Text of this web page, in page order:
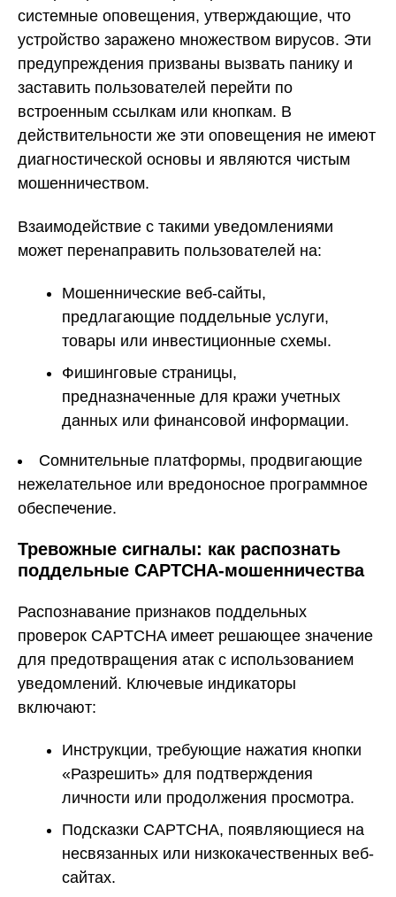
системные оповещения, утверждающие, что
устройство заражено множеством вирусов. Эти
предупреждения призваны вызвать панику и
заставить пользователей перейти по
встроенным ссылкам или кнопкам. В
действительности же эти оповещения не имеют
диагностической основы и являются чистым
мошенничеством.
Взаимодействие с такими уведомлениями
может перенаправить пользователей на:
Мошеннические веб-сайты,
предлагающие поддельные услуги,
товары или инвестиционные схемы.
Фишинговые страницы,
предназначенные для кражи учетных
данных или финансовой информации.
Сомнительные платформы, продвигающие
нежелательное или вредоносное программное
обеспечение.
Тревожные сигналы: как распознать
поддельные CAPTCHA-мошенничества
Распознавание признаков поддельных
проверок CAPTCHA имеет решающее значение
для предотвращения атак с использованием
уведомлений. Ключевые индикаторы
включают:
Инструкции, требующие нажатия кнопки
«Разрешить» для подтверждения
личности или продолжения просмотра.
Подсказки CAPTCHA, появляющиеся на
несвязанных или низкокачественных веб-
сайтах.